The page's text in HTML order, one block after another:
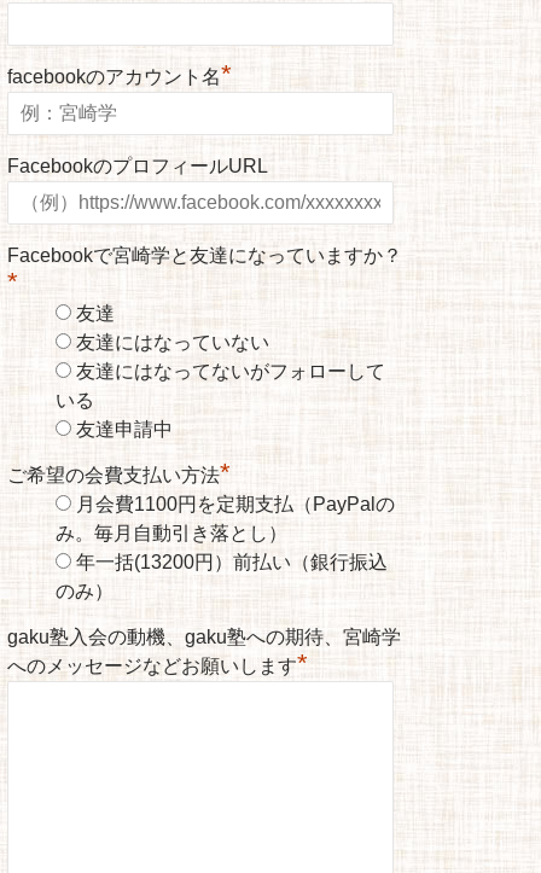
facebookのアカウント名*
FacebookのプロフィールURL
Facebookで宮崎学と友達になっていますか？
*
友達
友達にはなっていない
友達にはなってないがフォローして
いる
友達申請中
ご希望の会費支払い方法*
月会費1100円を定期支払（PayPalの
み。毎月自動引き落とし）
年一括(13200円）前払い（銀行振込
のみ）
gaku塾入会の動機、gaku塾への期待、宮崎学
へのメッセージなどお願いします*